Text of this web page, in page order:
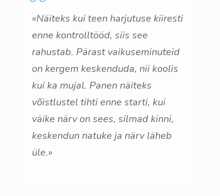
«Näiteks kui teen harjutuse kiiresti
enne kontrolltööd, siis see
rahustab. Pärast vaikuseminuteid
on kergem keskenduda, nii koolis
kui ka mujal. Panen näiteks
võistlustel tihti enne starti, kui
väike närv on sees, silmad kinni,
keskendun natuke ja närv läheb
üle.»